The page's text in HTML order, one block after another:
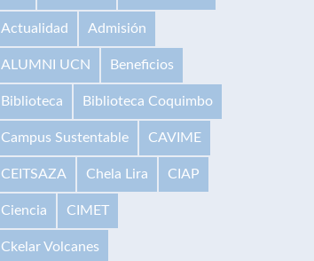
Actualidad Admisión
ALUMNI UCN Beneficios
Biblioteca Biblioteca Coquimbo
Campus Sustentable CAVIME
CEITSAZA Chela Lira CIAP
Ciencia CIMET
Ckelar Volcanes